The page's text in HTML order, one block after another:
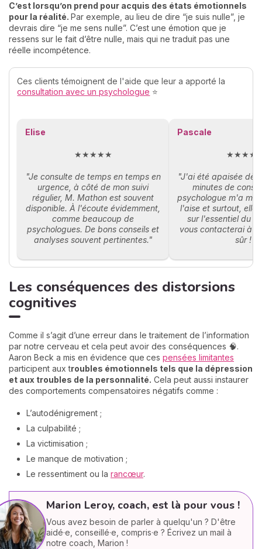
C’est lorsqu’on prend pour acquis des états émotionnels
pour la réalité. Par exemple, au lieu de dire “je suis nulle”, je
devrais dire “je me sens nulle”. C’est une émotion que je
ressens sur le fait d’être nulle, mais qui ne traduit pas une
réelle incompétence.
Ces clients témoignent de l'aide que leur a apporté la
consultation avec un psychologue ⭐
Elise
★★★★★
"Je consulte de temps en temps en
urgence, à côté de mon suivi
régulier, M. Mathon est souvent
disponible. À l'écoute évidemment,
comme beaucoup de
psychologues. De bons conseils et
analyses souvent pertinentes."
Pascale
"J'ai été apaisée dès
minutes de
psychologue m'a
l'aise et surtout, elle
sur l'essentiel du
vous contacterai à
sûr !"
Les conséquences des distorsions
cognitives
Comme il s’agit d’une erreur dans le traitement de l’information
par notre cerveau et cela peut avoir des conséquences 🧠.
Aaron Beck a mis en évidence que ces pensées limitantes
participent aux troubles émotionnels tels que la dépression
et aux troubles de la personnalité. Cela peut aussi instaurer
des comportements compensatoires négatifs comme :
L’autodénigrement ;
La culpabilité ;
La victimisation ;
Le manque de motivation ;
Le ressentiment ou la rancœur.
Marion Leroy, coach, est là pour vous !
Vous avez besoin de parler à quelqu'un ? D'être
aidé·e, conseillé·e, compris·e ? Écrivez un mail à
notre coach, Marion !